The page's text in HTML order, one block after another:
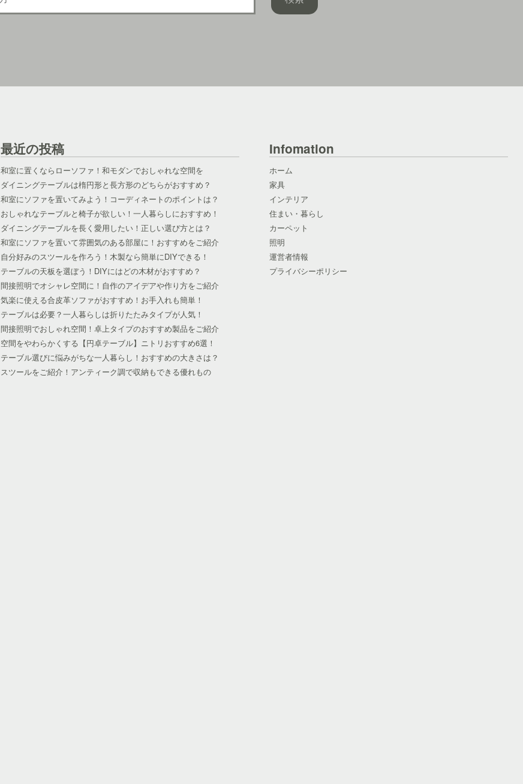
最近の投稿
和室に置くならローソファ！和モダンでおしゃれな空間を
ダイニングテーブルは楕円形と長方形のどちらがおすすめ？
和室にソファを置いてみよう！コーディネートのポイントは？
おしゃれなテーブルと椅子が欲しい！一人暮らしにおすすめ！
ダイニングテーブルを長く愛用したい！正しい選び方とは？
和室にソファを置いて雰囲気のある部屋に！おすすめをご紹介
自分好みのスツールを作ろう！木製なら簡単にDIYできる！
テーブルの天板を選ぼう！DIYにはどの木材がおすすめ？
間接照明でオシャレ空間に！自作のアイデアや作り方をご紹介
気楽に使える合皮革ソファがおすすめ！お手入れも簡単！
テーブルは必要？一人暮らしは折りたたみタイプが人気！
間接照明でおしゃれ空間！卓上タイプのおすすめ製品をご紹介
空間をやわらかくする【円卓テーブル】ニトリおすすめ6選！
テーブル選びに悩みがちな一人暮らし！おすすめの大きさは？
スツールをご紹介！アンティーク調で収納もできる優れもの
Infomation
ホーム
家具
インテリア
住まい・暮らし
カーペット
照明
運営者情報
プライバシーポリシー